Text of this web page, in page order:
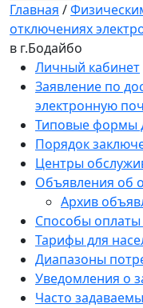
Главная /
отключениях
в г.Бодайбо
Личный кабинет
Заявление по
электронную
Типовые формы
Порядок
Центры
Объявления об
Архив
Способы
Тарифы для
Диапазоны
Уведомления о
Часто